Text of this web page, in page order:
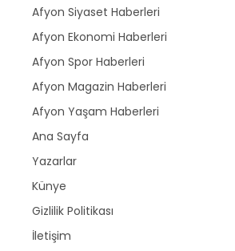
Afyon Siyaset Haberleri
Afyon Ekonomi Haberleri
Afyon Spor Haberleri
Afyon Magazin Haberleri
Afyon Yaşam Haberleri
Ana Sayfa
Yazarlar
Künye
Gizlilik Politikası
İletişim